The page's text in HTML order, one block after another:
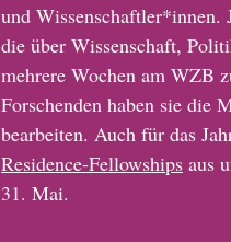
und Wissenschaftler*innen.
die über Wissenschaft,
mehrere Wochen am WZB
Forschenden haben sie die
bearbeiten. Auch für das
Residence-Fellowships aus
31. Mai.